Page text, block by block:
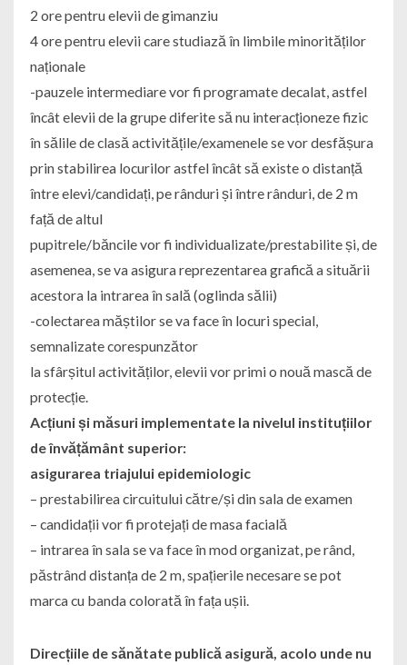
2 ore pentru elevii de gimanziu
4 ore pentru elevii care studiază în limbile minorităților
naționale
-pauzele intermediare vor fi programate decalat, astfel
încât elevii de la grupe diferite să nu interacționeze fizic
în sălile de clasă activitățile/examenele se vor desfășura
prin stabilirea locurilor astfel încât să existe o distanță
între elevi/candidați, pe rânduri și între rânduri, de 2 m
față de altul
pupitrele/băncile vor fi individualizate/prestabilite și, de
asemenea, se va asigura reprezentarea grafică a situării
acestora la intrarea în sală (oglinda sălii)
-colectarea măștilor se va face în locuri special,
semnalizate corespunzător
la sfârșitul activităților, elevii vor primi o nouă mască de
protecție.
Acțiuni și măsuri implementate la nivelul instituțiilor
de învățământ superior:
asigurarea triajului epidemiologic
– prestabilirea circuitului către/și din sala de examen
– candidații vor fi protejați de masa facială
– intrarea în sala se va face în mod organizat, pe rând,
păstrând distanța de 2 m, spațierile necesare se pot
marca cu banda colorată în fața ușii.
Direcțiile de sănătate publică asigură, acolo unde nu